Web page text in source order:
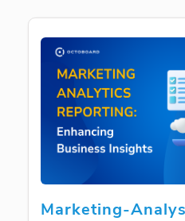
Marketing-